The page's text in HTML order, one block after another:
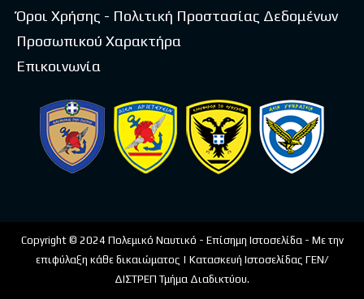
Όροι Χρήσης - Πολιτική Προστασίας Δεδομένων
Προσωπικού Χαρακτήρα
Επικοινωνία
Copyright © 2024 Πολεμικό Ναυτικό - Επίσημη Ιστοσελίδα - Με την
επιφύλαξη κάθε δικαιώματος | Κατασκευή Ιστοσελίδας ΓΕΝ/
ΔΙΣΤΡΕΠ Τμήμα Διαδικτύου.